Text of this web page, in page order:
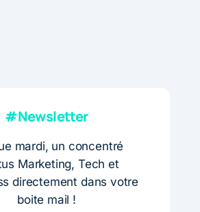
#Newsletter
mardi, un concentré
Marketing, Tech et
directement dans votre
boite mail !